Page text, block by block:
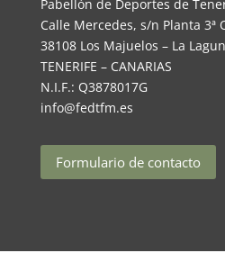
Pabellón de Deportes de
Calle Mercedes, s/n Planta 3ª
38108 Los Majuelos – La
TENERIFE – CANARIAS
N.I.F.: Q3878017G
info@fedtfm.es
Formulario de contacto